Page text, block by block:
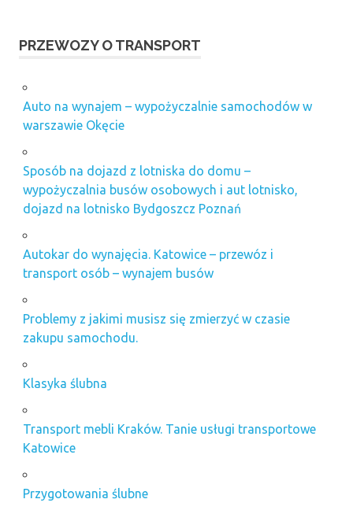
PRZEWOZY O TRANSPORT
Auto na wynajem – wypożyczalnie samochodów w
warszawie Okęcie
Sposób na dojazd z lotniska do domu –
wypożyczalnia busów osobowych i aut lotnisko,
dojazd na lotnisko Bydgoszcz Poznań
Autokar do wynajęcia. Katowice – przewóz i
transport osób – wynajem busów
Problemy z jakimi musisz się zmierzyć w czasie
zakupu samochodu.
Klasyka ślubna
Transport mebli Kraków. Tanie usługi transportowe
Katowice
Przygotowania ślubne